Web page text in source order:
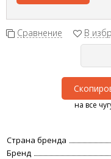
Сравнение В
на все
Страна бренда
Бренд